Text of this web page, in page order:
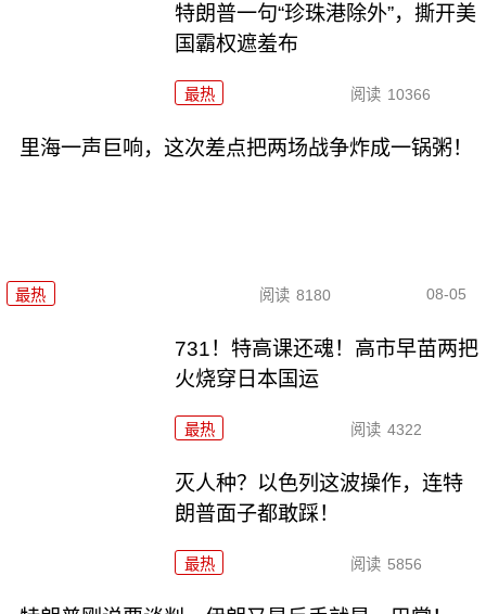
特朗普一句“珍珠港除外”，撕开美
国霸权遮羞布
最热 阅读 10366
里海一声巨响，这次差点把两场战争炸成一锅粥！
最热 阅读 8180 08-05
731！特高课还魂！高市早苗两把
火烧穿日本国运
最热 阅读 4322
灭人种？以色列这波操作，连特
朗普面子都敢踩！
最热 阅读 5856